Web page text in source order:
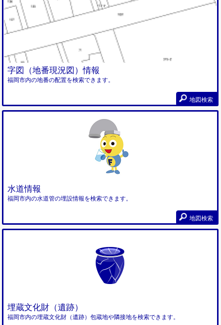
字図（地番現況図）情報
福岡市内の地番の配置を検索できます。
地図検索
水道情報
福岡市内の水道管の埋設情報を検索できます。
地図検索
埋蔵文化財（遺跡）
福岡市内の埋蔵文化財（遺跡）包蔵地や隣接地を検索できます。